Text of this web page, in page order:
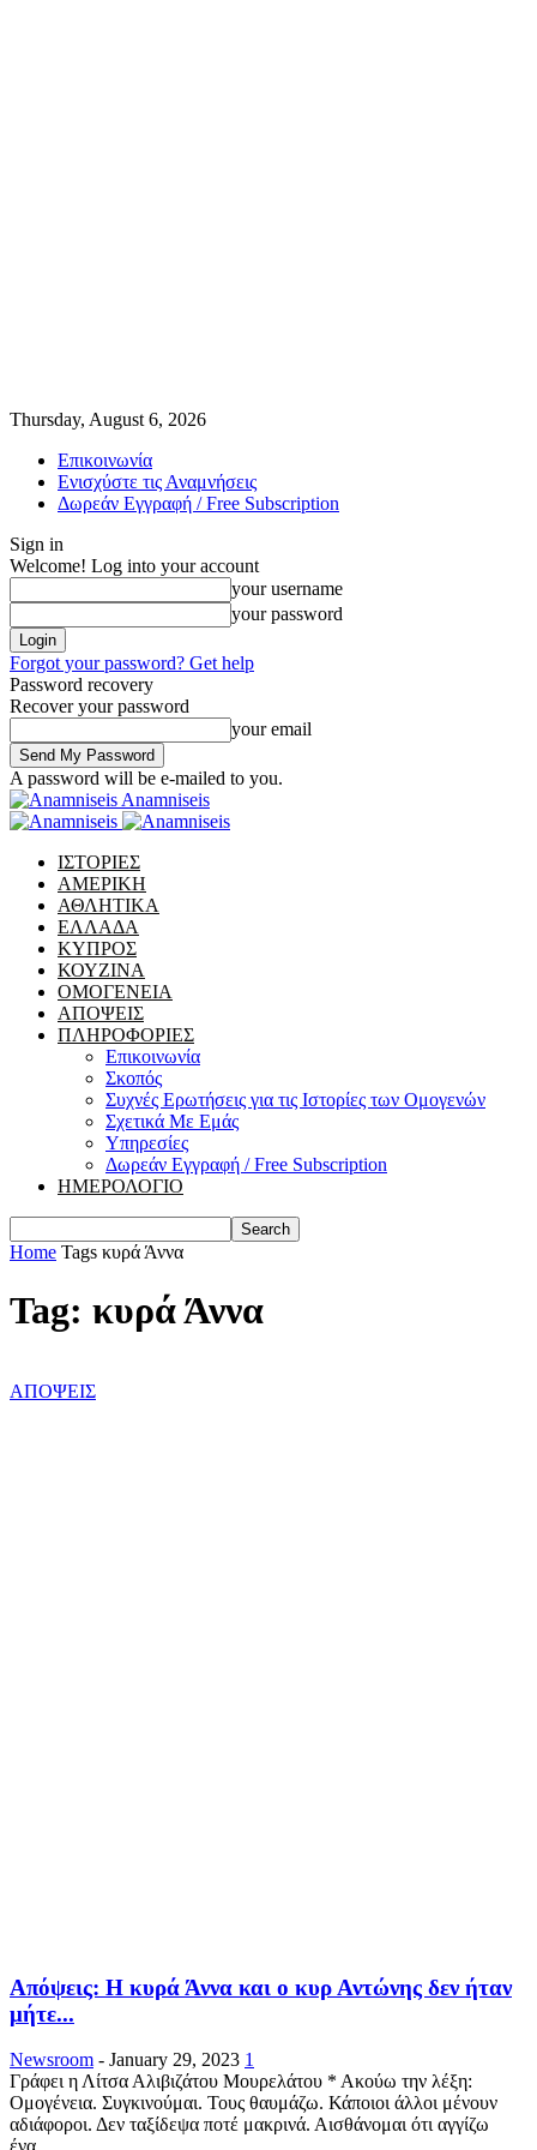
Thursday, August 6, 2026
Επικοινωνία
Ενισχύστε τις Αναμνήσεις
Δωρεάν Εγγραφή / Free Subscription
Sign in
Welcome! Log into your account
your username
your password
Forgot your password? Get help
Password recovery
Recover your password
your email
A password will be e-mailed to you.
Anamniseis
ΙΣΤΟΡΙΕΣ
ΑΜΕΡΙΚΗ
ΑΘΛΗΤΙΚΑ
ΕΛΛΑΔΑ
ΚΥΠΡΟΣ
ΚΟΥΖΙΝΑ
ΟΜΟΓΕΝΕΙΑ
ΑΠΟΨΕΙΣ
ΠΛΗΡΟΦΟΡΙΕΣ
Επικοινωνία
Σκοπός
Συχνές Ερωτήσεις για τις Ιστορίες των Ομογενών
Σχετικά Με Εμάς
Υπηρεσίες
Δωρεάν Εγγραφή / Free Subscription
ΗΜΕΡΟΛΟΓΙΟ
Home Tags κυρά Άννα
Tag: κυρά Άννα
ΑΠΟΨΕΙΣ
Απόψεις: Η κυρά Άννα και ο κυρ Αντώνης δεν ήταν
μήτε...
Newsroom - January 29, 2023 1
Γράφει η Λίτσα Αλιβιζάτου Μουρελάτου * Ακούω την λέξη:
Ομογένεια. Συγκινούμαι. Τους θαυμάζω. Κάποιοι άλλοι μένουν
αδιάφοροι. Δεν ταξίδεψα ποτέ μακρινά. Αισθάνομαι ότι αγγίζω